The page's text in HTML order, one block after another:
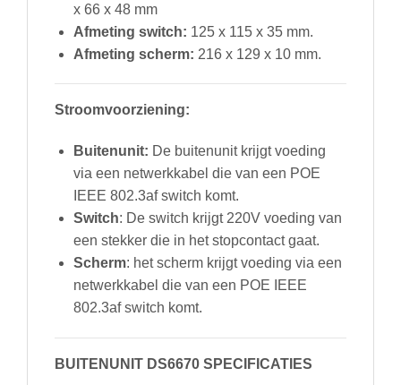
x 66 x 48 mm
Afmeting switch: 125 x 115 x 35 mm.
Afmeting scherm: 216 x 129 x 10 mm.
Stroomvoorziening:
Buitenunit: De buitenunit krijgt voeding
via een netwerkkabel die van een POE
IEEE 802.3af switch komt.
Switch: De switch krijgt 220V voeding van
een stekker die in het stopcontact gaat.
Scherm: het scherm krijgt voeding via een
netwerkkabel die van een POE IEEE
802.3af switch komt.
BUITENUNIT DS6670 SPECIFICATIES